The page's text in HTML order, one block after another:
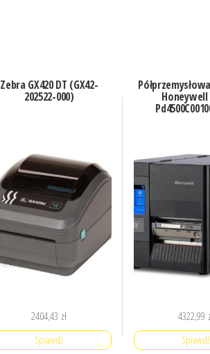
Zebra GX420 DT (GX42-
202522-000)
2404,43 zł
Sprawdź
Honeywell
4322,99
Sprawdź